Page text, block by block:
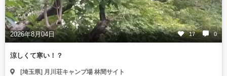
2026年8月04日 17 0
涼しくて寒い！？
[埼玉県] 月川荘キャンプ場 林間サイト